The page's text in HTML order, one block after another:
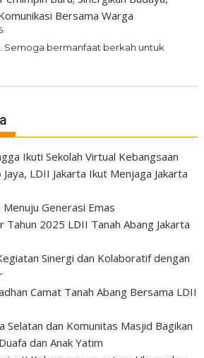
Bersama Warga
Semoga bermanfaat berkah untuk
Ikuti Sekolah Virtual Kebangsaan
LDII Jakarta Ikut Menjaga Jakarta
Generasi Emas
Tahun 2025 LDII Tanah Abang Jakarta
Sinergi dan Kolaboratif dengan
Camat Tanah Abang Bersama LDII
Selatan dan Komunitas Masjid Bagikan
dan Anak Yatim